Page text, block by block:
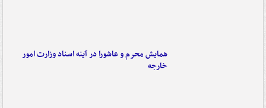
همایش محرم و عاشورا در آینه اسناد وزارت امور
خارجه